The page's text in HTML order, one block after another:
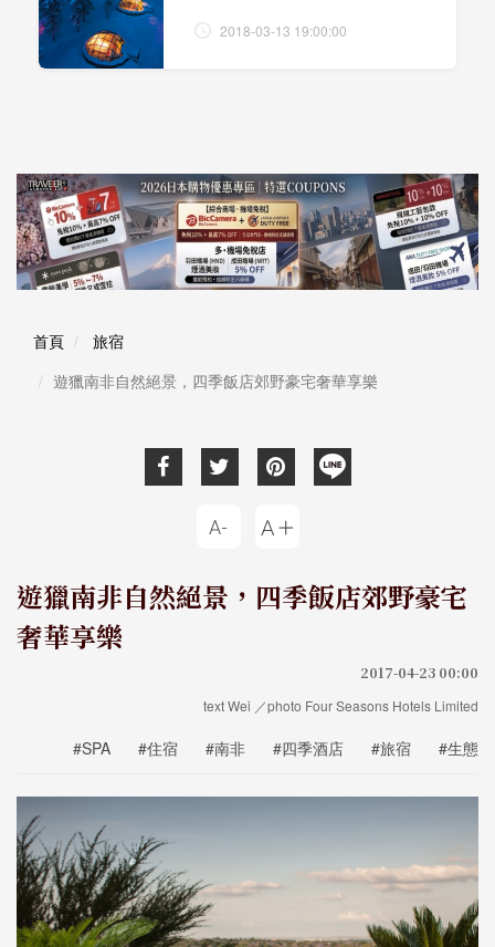
2018-03-13 19:00:00
首頁
旅宿
遊獵南非自然絕景，四季飯店郊野豪宅奢華享樂
遊獵南非自然絕景，四季飯店郊野豪宅
奢華享樂
2017-04-23 00:00
text Wei ／photo Four Seasons Hotels Limited
#SPA #住宿 #南非 #四季酒店 #旅宿 #生態